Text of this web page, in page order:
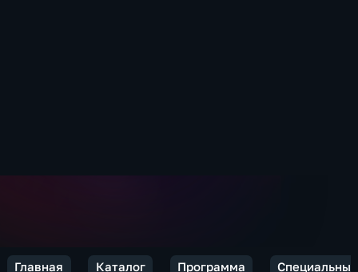
Главная Каталог Программа